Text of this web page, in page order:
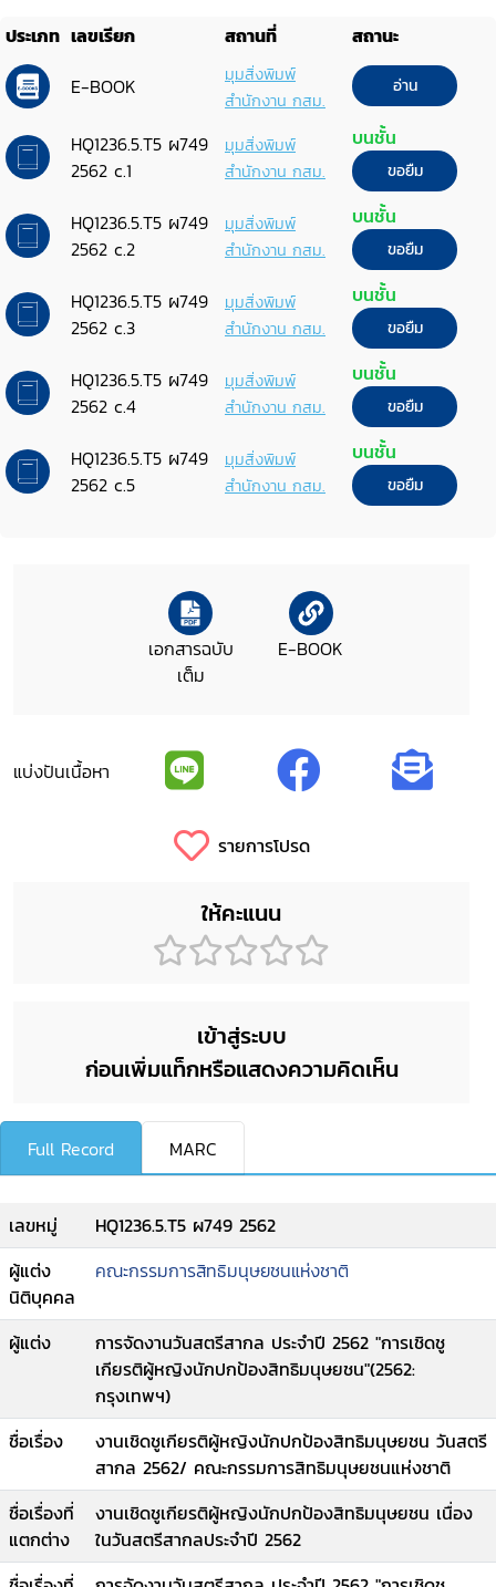
ประเภท เลขเรียก สถานที่
สถานะ
E-BOOK
มุมสิ่งพิมพ์
สำนักงาน กสม.
อ่าน
HQ1236.5.T5 ผ749
2562 c.1
มุมสิ่งพิมพ์
สำนักงาน กสม.
บนชั้น
ขอยืม
HQ1236.5.T5 ผ749
2562 c.2
มุมสิ่งพิมพ์
สำนักงาน กสม.
บนชั้น
ขอยืม
HQ1236.5.T5 ผ749
2562 c.3
มุมสิ่งพิมพ์
สำนักงาน กสม.
บนชั้น
ขอยืม
HQ1236.5.T5 ผ749
2562 c.4
มุมสิ่งพิมพ์
สำนักงาน กสม.
บนชั้น
ขอยืม
HQ1236.5.T5 ผ749
2562 c.5
มุมสิ่งพิมพ์
สำนักงาน กสม.
บนชั้น
ขอยืม
เอกสารฉบับ
เต็ม
E-BOOK
แบ่งปันเนื้อหา
รายการโปรด
ให้คะแนน
เข้าสู่ระบบ
ก่อนเพิ่มแท็กหรือแสดงความคิดเห็น
Full Record MARC
เลขหมู่
HQ1236.5.T5 ผ749 2562
ผู้แต่ง
นิติบุคคล
คณะกรรมการสิทธิมนุษยชนแห่งชาติ
ผู้แต่ง
การจัดงานวันสตรีสากล ประจำปี 2562 "การเชิดชู
เกียรติผู้หญิงนักปกป้องสิทธิมนุษยชน"(2562:
กรุงเทพฯ)
ชื่อเรื่อง
งานเชิดชูเกียรติผู้หญิงนักปกป้องสิทธิมนุษยชน วันสตรี
สากล 2562/ คณะกรรมการสิทธิมนุษยชนแห่งชาติ
ชื่อเรื่องที่
แตกต่าง
งานเชิดชูเกียรติผู้หญิงนักปกป้องสิทธิมนุษยชน เนื่อง
ในวันสตรีสากลประจำปี 2562